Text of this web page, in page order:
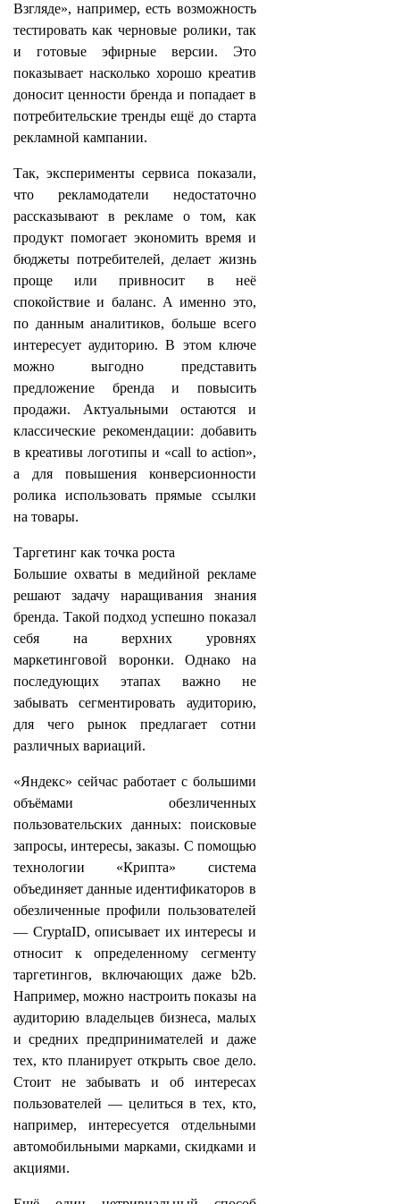
Взгляде», например, есть возможность
тестировать как черновые ролики, так
и готовые эфирные версии. Это
показывает насколько хорошо креатив
доносит ценности бренда и попадает в
потребительские тренды ещё до старта
рекламной кампании.
Так, эксперименты сервиса показали,
что рекламодатели недостаточно
рассказывают в рекламе о том, как
продукт помогает экономить время и
бюджеты потребителей, делает жизнь
проще или привносит в неё
спокойствие и баланс. А именно это,
по данным аналитиков, больше всего
интересует аудиторию. В этом ключе
можно выгодно представить
предложение бренда и повысить
продажи. Актуальными остаются и
классические рекомендации: добавить
в креативы логотипы и «call to action»,
а для повышения конверсионности
ролика использовать прямые ссылки
на товары.
Таргетинг как точка роста
Большие охваты в медийной рекламе
решают задачу наращивания знания
бренда. Такой подход успешно показал
себя на верхних уровнях
маркетинговой воронки. Однако на
последующих этапах важно не
забывать сегментировать аудиторию,
для чего рынок предлагает сотни
различных вариаций.
«Яндекс» сейчас работает с большими
объёмами обезличенных
пользовательских данных: поисковые
запросы, интересы, заказы. С помощью
технологии «Крипта» система
объединяет данные идентификаторов в
обезличенные профили пользователей
— CryptaID, описывает их интересы и
относит к определенному сегменту
таргетингов, включающих даже b2b.
Например, можно настроить показы на
аудиторию владельцев бизнеса, малых
и средних предпринимателей и даже
тех, кто планирует открыть свое дело.
Стоит не забывать и об интересах
пользователей — целиться в тех, кто,
например, интересуется отдельными
автомобильными марками, скидками и
акциями.